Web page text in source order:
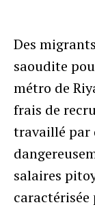
Des
saoudite
métro de
frais de
travaillé par
salaires